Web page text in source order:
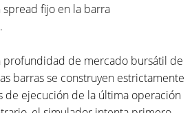
spread fijo en la barra
profundidad de mercado bursátil de
barras se construyen estrictamente
de ejecución de la última operación